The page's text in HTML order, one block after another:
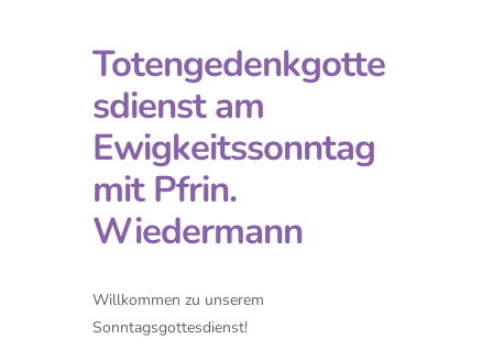
Totengedenkgotte
sdienst am
Ewigkeitssonntag
mit Pfrin.
Wiedermann
Willkommen zu unserem
Sonntagsgottesdienst!